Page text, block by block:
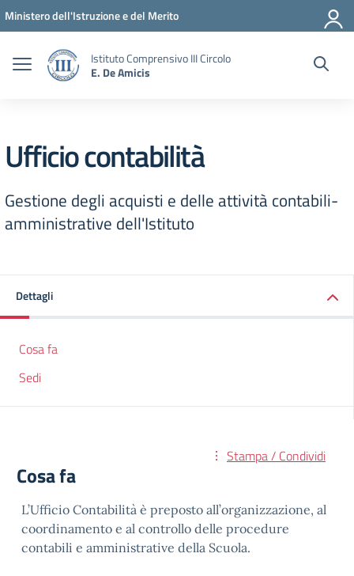
Vai ai contenuti
Vai al menu di navigazione
Vai al footer
Ministero dell'Istruzione e del Merito
Istituto Comprensivo III Circolo
E. De Amicis
Ufficio contabilità
Gestione degli acquisti e delle attività contabili-
amministrative dell'Istituto
Dettagli
Cosa fa
Sedi
Stampa / Condividi
Cosa fa
L’Ufficio Contabilità è preposto all’organizzazione, al
coordinamento e al controllo delle procedure
contabili e amministrative della Scuola.